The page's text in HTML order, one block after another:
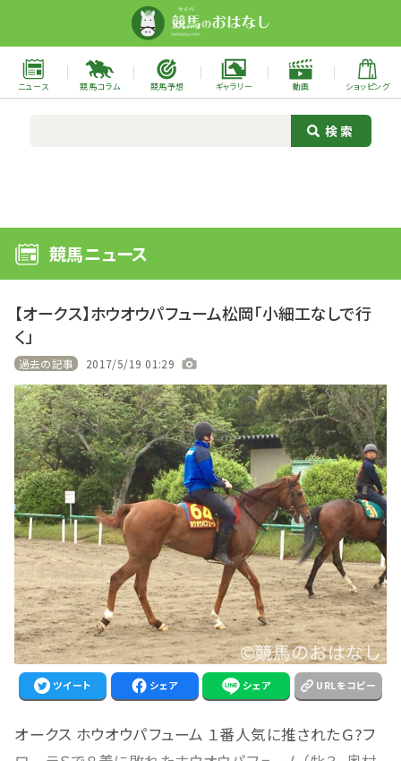
ニュース 競馬コラム 競馬予想 ギャラリー 動画 ショッピング
競馬ニュース
【オークス】ホウオウパフューム松岡「小細工なしで行
く」
過去の記事 2017/5/19 01:29
ツイート シェア シェア URLをコピー
オークス ホウオウパフューム １番人気に推されたＧ?フ